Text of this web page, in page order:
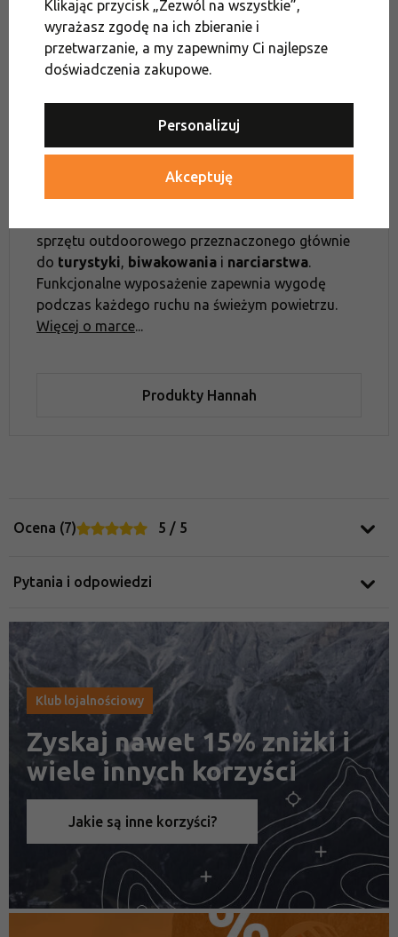
Wyprzedaż toreb i plecaków miejskich
Wyprzedaż plecaków Wyprzedaż plecaki miejskie
Czeskamarkaz ponad 30-letnią tradycją.
sprzętu outdoorowego przeznaczonego głównie
do turystyki, biwakowania i narciarstwa.
Funkcjonalne wyposażenie zapewnia wygodę
podczas każdego ruchu na świeżym powietrzu.
Więcej o marce...
Produkty Hannah
Ocena (7) 5 / 5
Pytania i odpowiedzi
Klub lojalnościowy
Zyskaj nawet 15% zniżki i
wiele innych korzyści
Jakie są inne korzyści?
Klikając przycisk „Zezwól na wszystkie”,
wyrażasz zgodę na ich zbieranie i
przetwarzanie, a my zapewnimy Ci najlepsze
doświadczenia zakupowe.
Personalizuj
Akceptuję